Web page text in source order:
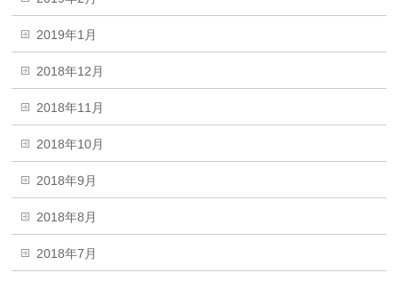
2019年1月
2018年12月
2018年11月
2018年10月
2018年9月
2018年8月
2018年7月